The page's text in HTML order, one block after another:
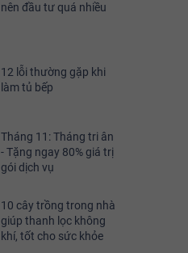
nên đầu tư quá nhiều
12 lỗi thường gặp khi
làm tủ bếp
Tháng 11: Tháng tri ân
- Tặng ngay 80% giá trị
gói dịch vụ
10 cây trồng trong nhà
giúp thanh lọc không
khí, tốt cho sức khỏe